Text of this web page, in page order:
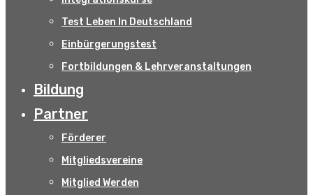
Test Leben In Deutschland
Einbürgerungstest
Fortbildungen & Lehrveranstaltungen
Bildung
Partner
Förderer
Mitgliedsvereine
Mitglied Werden